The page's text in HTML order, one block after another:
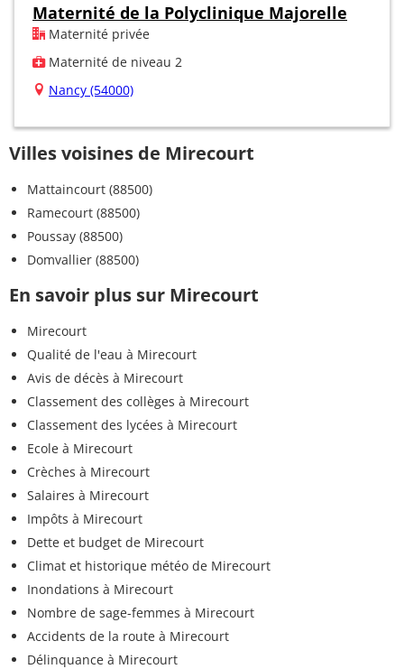
Maternité de la Polyclinique Majorelle
Maternité privée
Maternité de niveau 2
Nancy (54000)
Villes voisines de Mirecourt
Mattaincourt (88500)
Ramecourt (88500)
Poussay (88500)
Domvallier (88500)
En savoir plus sur Mirecourt
Mirecourt
Qualité de l'eau à Mirecourt
Avis de décès à Mirecourt
Classement des collèges à Mirecourt
Classement des lycées à Mirecourt
Ecole à Mirecourt
Crèches à Mirecourt
Salaires à Mirecourt
Impôts à Mirecourt
Dette et budget de Mirecourt
Climat et historique météo de Mirecourt
Inondations à Mirecourt
Nombre de sage-femmes à Mirecourt
Accidents de la route à Mirecourt
Délinquance à Mirecourt